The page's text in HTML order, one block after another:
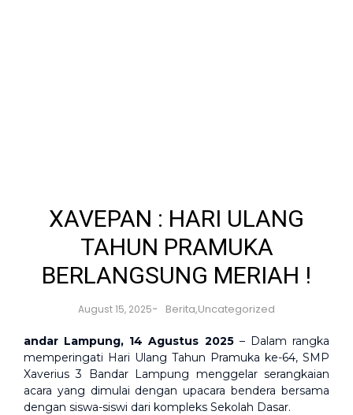
XAVEPAN : HARI ULANG
TAHUN PRAMUKA
BERLANGSUNG MERIAH !
August 15, 2025- Berita,Uncategorized
andar Lampung, 14 Agustus 2025– Dalam rangka
memperingati Hari Ulang Tahun Pramuka ke-64, SMP
Xaverius 3 Bandar Lampung menggelar serangkaian
acara yang dimulai dengan upacara bendera bersama
dengan siswa-siswi dari kompleks Sekolah Dasar.